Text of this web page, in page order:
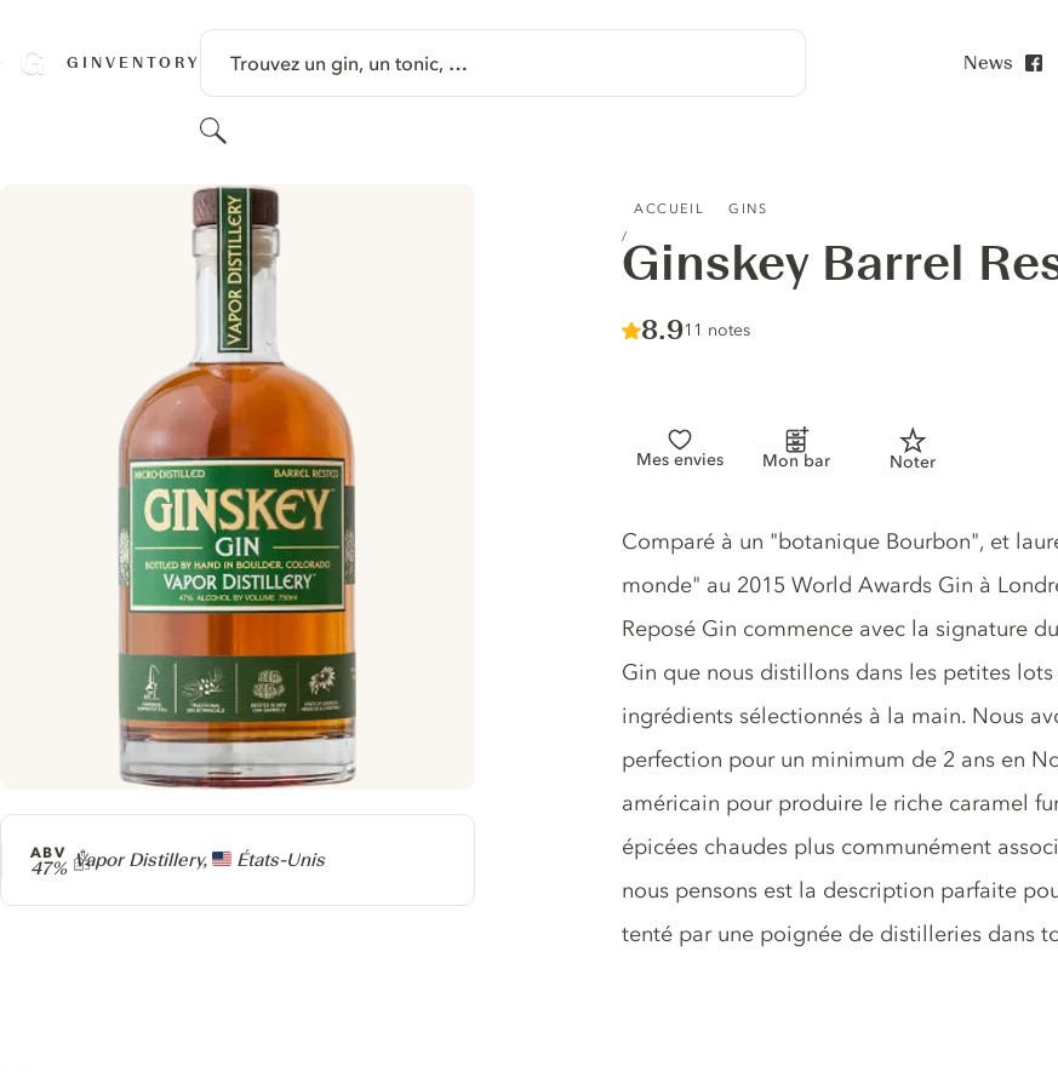
GINVENTORY Trouvez un gin, un tonic, …
Rechercher
News
ACCUEIL GINS
Ginskey Barrel
Score :
8.9/ 10
11 notes
Mes envies Mon bar Noter
Producteur
Vapor Distillery, États-Unis
ABV
47%
Description du gin
Comparé à un "botanique Bourbon", et
monde" au 2015 World Awards Gin à
Reposé Gin commence avec la signature
Gin que nous distillons dans les petites
ingrédients sélectionnés à la main. Nous
perfection pour un minimum de 2 ans en
américain pour produire le riche caramel
épicées chaudes plus communément
nous pensons est la description parfaite
tenté par une poignée de distilleries dans